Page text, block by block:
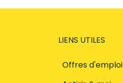
LIENS UTILES
Offres d'emploi